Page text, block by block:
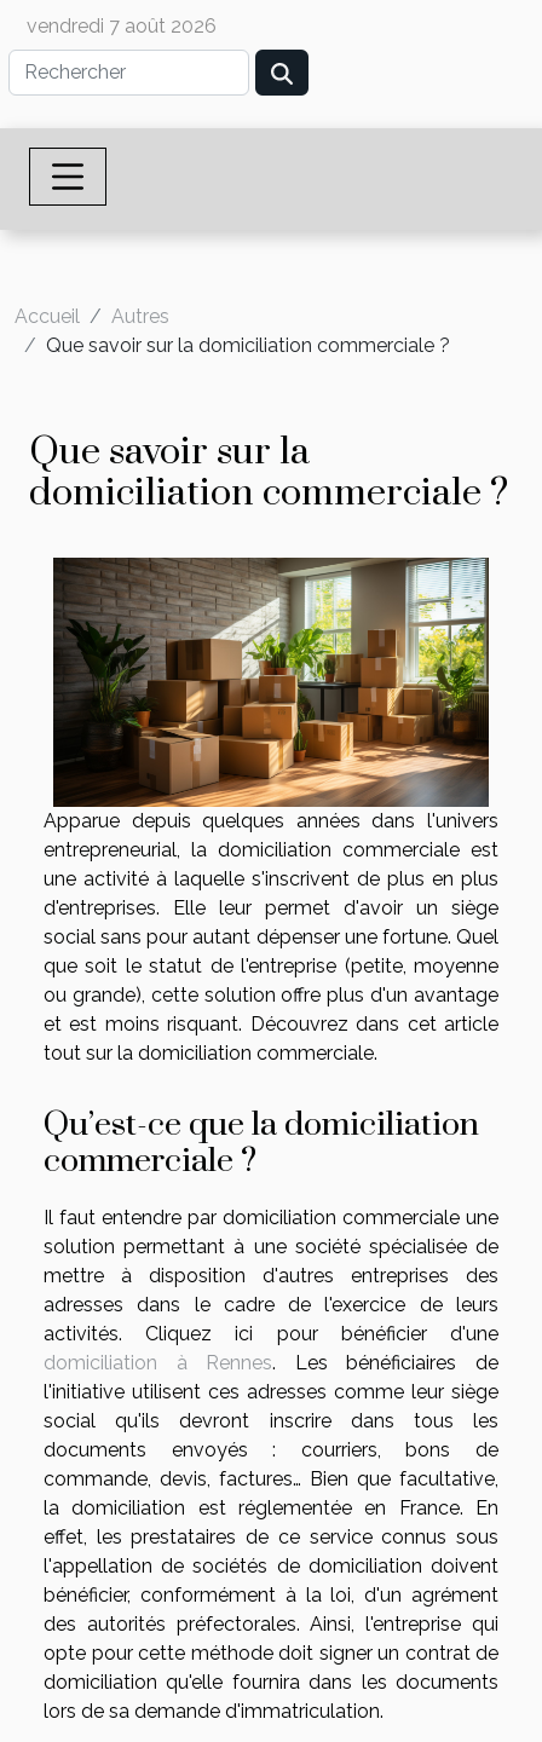
vendredi 7 août 2026
Accueil
Autres
Que savoir sur la domiciliation commerciale ?
Que savoir sur la
domiciliation commerciale ?
Apparue depuis quelques années dans l'univers
entrepreneurial, la domiciliation commerciale est
une activité à laquelle s'inscrivent de plus en plus
d'entreprises. Elle leur permet d'avoir un siège
social sans pour autant dépenser une fortune. Quel
que soit le statut de l'entreprise (petite, moyenne
ou grande), cette solution offre plus d'un avantage
et est moins risquant. Découvrez dans cet article
tout sur la domiciliation commerciale.
Qu’est-ce que la domiciliation
commerciale ?
Il faut entendre par domiciliation commerciale une
solution permettant à une société spécialisée de
mettre à disposition d'autres entreprises des
adresses dans le cadre de l'exercice de leurs
activités. Cliquez ici pour bénéficier d'une
domiciliation à Rennes. Les bénéficiaires de
l'initiative utilisent ces adresses comme leur siège
social qu'ils devront inscrire dans tous les
documents envoyés : courriers, bons de
commande, devis, factures… Bien que facultative,
la domiciliation est réglementée en France. En
effet, les prestataires de ce service connus sous
l'appellation de sociétés de domiciliation doivent
bénéficier, conformément à la loi, d'un agrément
des autorités préfectorales. Ainsi, l'entreprise qui
opte pour cette méthode doit signer un contrat de
domiciliation qu'elle fournira dans les documents
lors de sa demande d'immatriculation.